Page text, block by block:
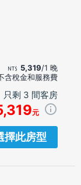
5,319/1 晚
含稅金和服務費
只剩 3 間客房
元
擇此房型